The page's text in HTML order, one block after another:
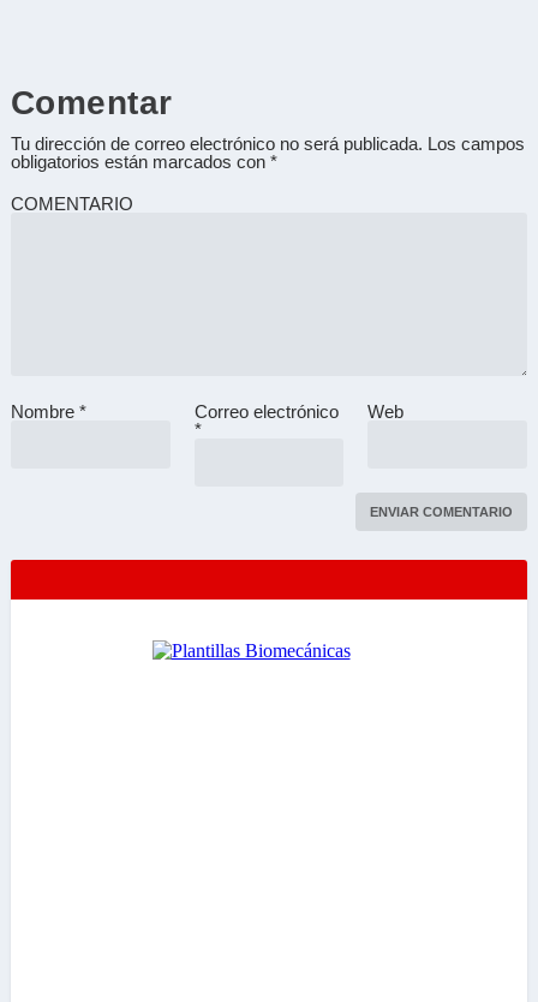
Comentar
Tu dirección de correo electrónico no será publicada. Los campos
obligatorios están marcados con *
COMENTARIO
Nombre *
Correo electrónico
*
Web